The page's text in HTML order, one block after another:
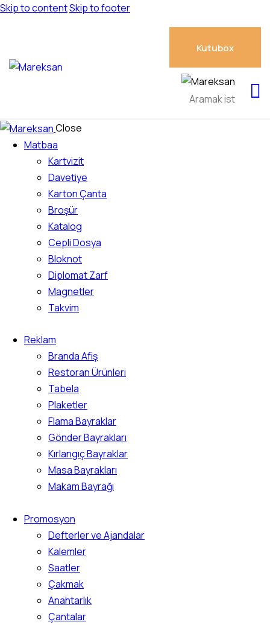
Skip to contentSkip to footer
Kutubox
Close
Matbaa
Kartvizit
Davetiye
Karton Çanta
Broşür
Katalog
Cepli Dosya
Bloknot
Diplomat Zarf
Magnetler
Takvim
Reklam
Branda Afiş
Restoran Ürünleri
Tabela
Plaketler
Flama Bayraklar
Gönder Bayrakları
Kırlangıç Bayraklar
Masa Bayrakları
Makam Bayrağı
Promosyon
Defterler ve Ajandalar
Kalemler
Saatler
Çakmak
Anahtarlık
Çantalar